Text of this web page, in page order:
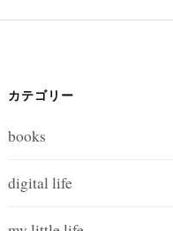
カテゴリー
books
digital life